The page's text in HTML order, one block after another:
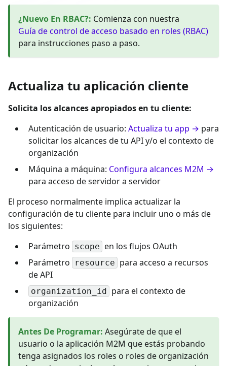
¿Nuevo En RBAC?: Comienza con nuestra
Guía de control de acceso basado en roles (RBAC)
para instrucciones paso a paso.
Actualiza tu aplicación cliente
Solicita los alcances apropiados en tu cliente:
Autenticación de usuario: Actualiza tu app → para
solicitar los alcances de tu API y/o el contexto de
organización
Máquina a máquina: Configura alcances M2M →
para acceso de servidor a servidor
El proceso normalmente implica actualizar la
configuración de tu cliente para incluir uno o más de
los siguientes:
Parámetro scope en los flujos OAuth
Parámetro
resource para acceso a recursos
de API
organization_id
para el contexto de
organización
Antes De Programar: Asegúrate de que el
usuario o la aplicación M2M que estás probando
tenga asignados los roles o roles de organización